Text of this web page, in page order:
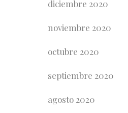
diciembre 2020
noviembre 2020
octubre 2020
septiembre 2020
agosto 2020